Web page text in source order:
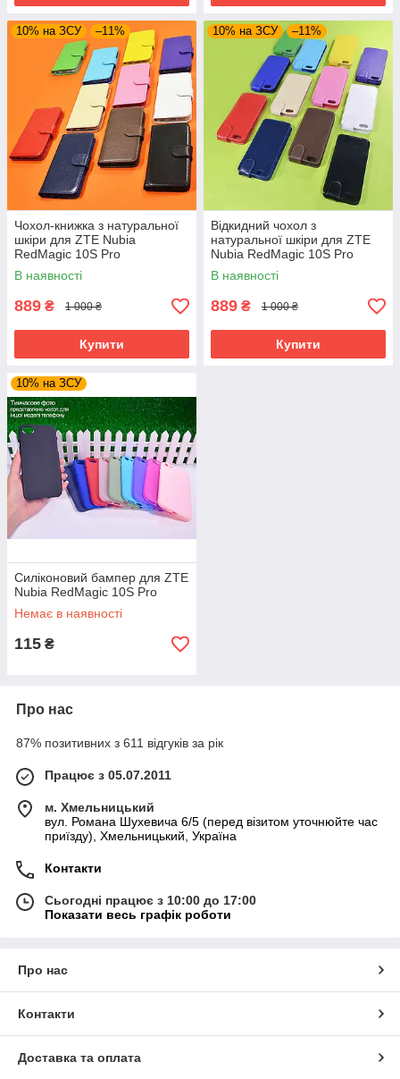
10% на ЗСУ –11%
Чохол-книжка з натуральної
шкіри для ZTE Nubia
RedMagic 10S Pro
В наявності
889 ₴ 1 000 ₴
Купити
10% на ЗСУ –11%
Відкидний чохол з
натуральної шкіри для ZTE
Nubia RedMagic 10S Pro
В наявності
889 ₴ 1 000 ₴
Купити
10% на ЗСУ
Силіконовий бампер для ZTE
Nubia RedMagic 10S Pro
Немає в наявності
115 ₴
Про нас
87% позитивних з 611 відгуків за рік
Працює з 05.07.2011
м. Хмельницький
вул. Романа Шухевича 6/5 (перед візитом уточнюйте час
приїзду), Хмельницький, Україна
Контакти
Сьогодні працює з 10:00 до 17:00
Показати весь графік роботи
Про нас
Контакти
Доставка та оплата